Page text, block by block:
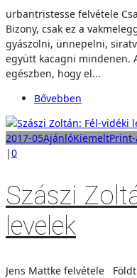
urbantristesse felvétele
Bizony, csak ez a
gyászolni, ünnepelni,
együtt kacagni mindenen.
egészben, hogy el...
Bővebben
2017-05AjánlóKiemelt
|0
Szászi
levelek
Jens Mattke felvétele